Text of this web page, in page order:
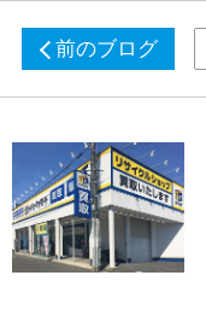
前のブログ